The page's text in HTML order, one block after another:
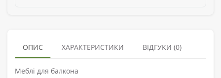
ОПИС ХАРАКТЕРИСТИКИ ВІДГУКИ (0)
Меблі для балкона